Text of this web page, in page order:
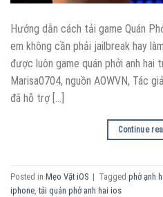
Hướng dẫn cách tải game Quán
em không cần phải jailbreak hay
được luôn game quán phởi anh hai
Marisa0704, nguồn AOWVN, Tác
đã hỗ trợ […]
Continue
Posted in Mẹo Vặt iOS | Tagged phở ạnh
iphone,tải quán phở anh hai ios